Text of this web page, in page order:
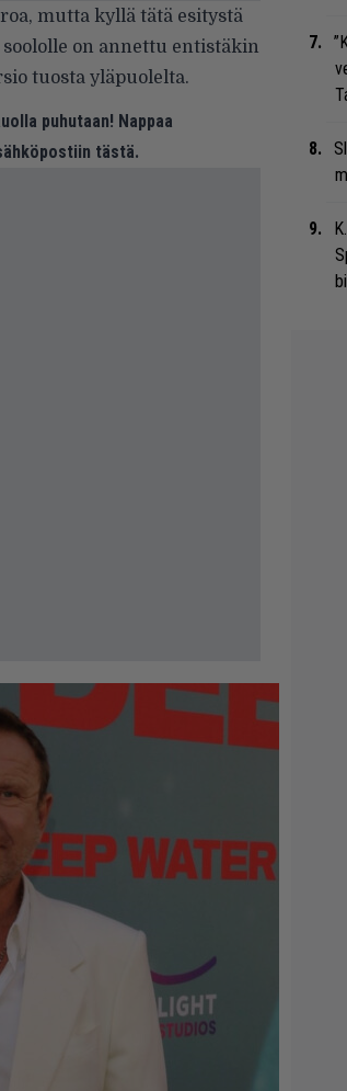
mutta kyllä tätä esitystä
on annettu entistäkin
tuosta yläpuolelta.
puhutaan! Nappaa
tästä.